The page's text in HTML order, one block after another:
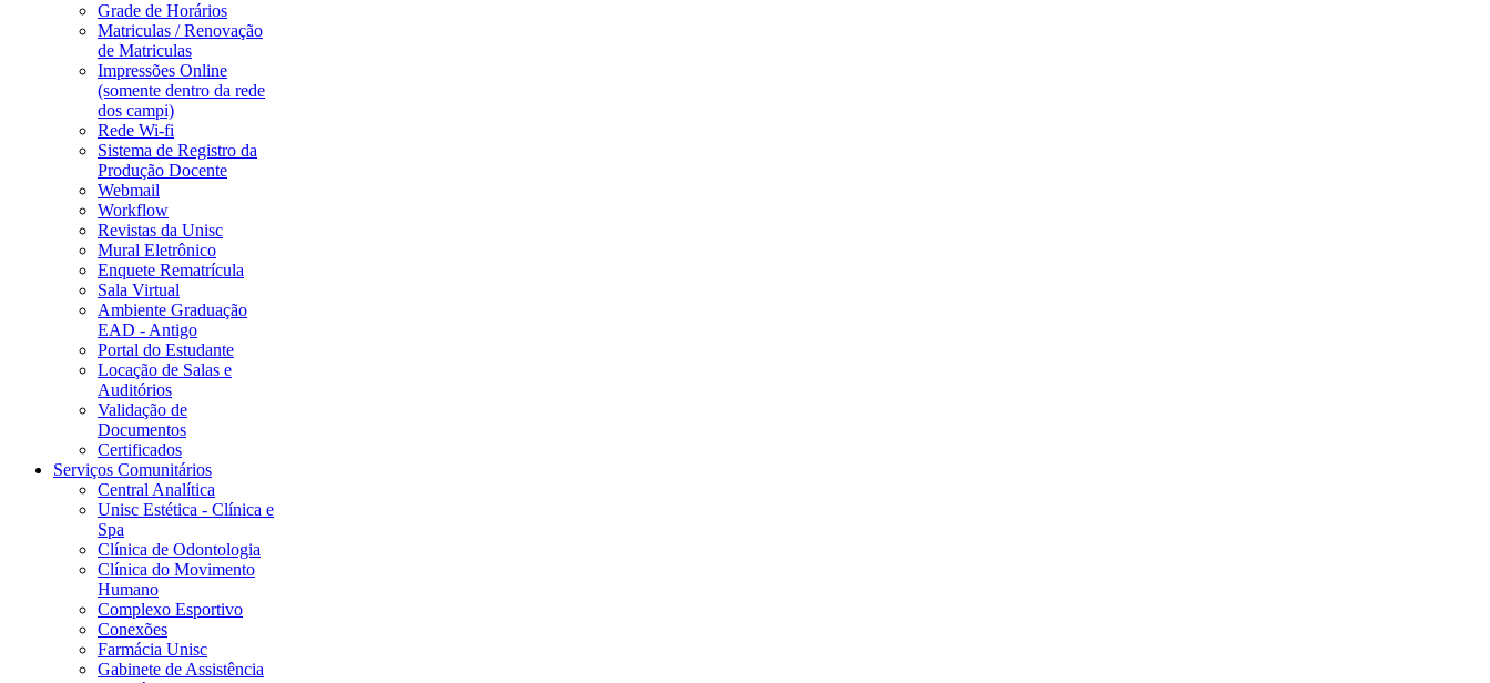
Grade de Horários
Matriculas / Renovação
de Matriculas
Impressões Online
(somente dentro da rede
dos campi)
Rede Wi-fi
Sistema de Registro da
Produção Docente
Webmail
Workflow
Revistas da Unisc
Mural Eletrônico
Enquete Rematrícula
Sala Virtual
Ambiente Graduação
EAD - Antigo
Portal do Estudante
Locação de Salas e
Auditórios
Validação de
Documentos
Certificados
Serviços Comunitários
Central Analítica
Unisc Estética - Clínica e
Spa
Clínica de Odontologia
Clínica do Movimento
Humano
Complexo Esportivo
Conexões
Farmácia Unisc
Gabinete de Assistência